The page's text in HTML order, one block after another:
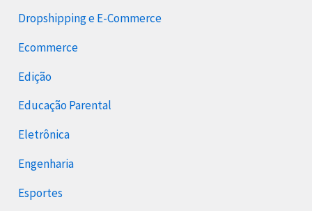
Dropshipping e E-Commerce
Ecommerce
Edição
Educação Parental
Eletrônica
Engenharia
Esportes